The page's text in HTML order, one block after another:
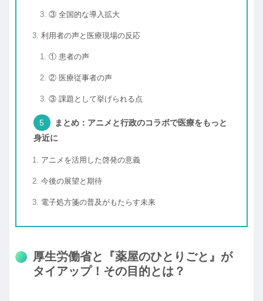
③ 全国的な導入拡大
利用者の声と医療現場の反応
① 患者の声
② 医療従事者の声
③ 課題として挙げられる点
まとめ：アニメと行政のコラボで医療をもっと
身近に
アニメを活用した啓発の意義
今後の展望と期待
電子処方箋の普及がもたらす未来
厚生労働省と『薬屋のひとりごと』が
タイアップ！その目的とは？